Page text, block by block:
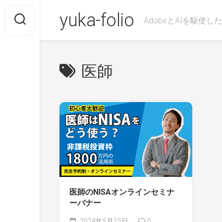
content
yuka-folio AdobeとAIを駆使し
医師
医師のNISAオンラインセミナ
ーバナー